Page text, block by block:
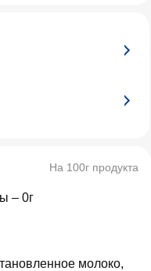
На 100г продукта
– 0г
молоко,